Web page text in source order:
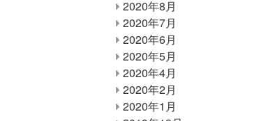
2020年8月
2020年7月
2020年6月
2020年5月
2020年4月
2020年2月
2020年1月